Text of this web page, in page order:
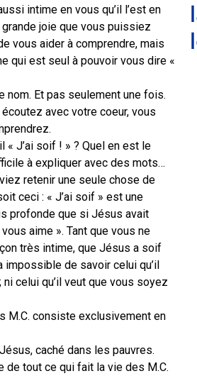
intime en vous qu’il l’est en
joie que vous puissiez
vous aider à comprendre, mais
qui est seul à pouvoir vous dire «
nom. Et pas seulement une fois.
écoutez avec votre coeur, vous
« J’ai soif ! » ? Quel en est le
à expliquer avec des mots…
retenir une seule chose de
ceci : « J’ai soif » est une
profonde que si Jésus avait
aime ». Tant que vous ne
très intime, que Jésus a soif
impossible de savoir celui qu’il
celui qu’il veut que vous soyez
M.C. consiste exclusivement en
caché dans les pauvres.
de tout ce qui fait la vie des M.C.